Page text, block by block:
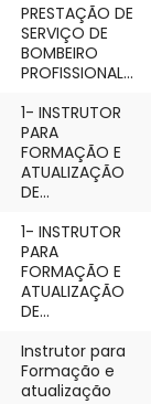
PRESTAÇÃO DE
SERVIÇO DE
BOMBEIRO
PROFISSIONAL...
1- INSTRUTOR
PARA
FORMAÇÃO E
ATUALIZAÇÃO
DE...
1- INSTRUTOR
PARA
FORMAÇÃO E
ATUALIZAÇÃO
DE...
Instrutor para
Formação e
atualização